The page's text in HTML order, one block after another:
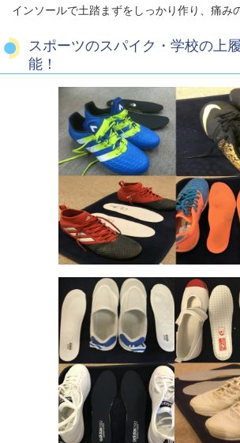
インソールで土踏まずをしっかり作り、痛み
スポーツのスパイク・学校の上
能！